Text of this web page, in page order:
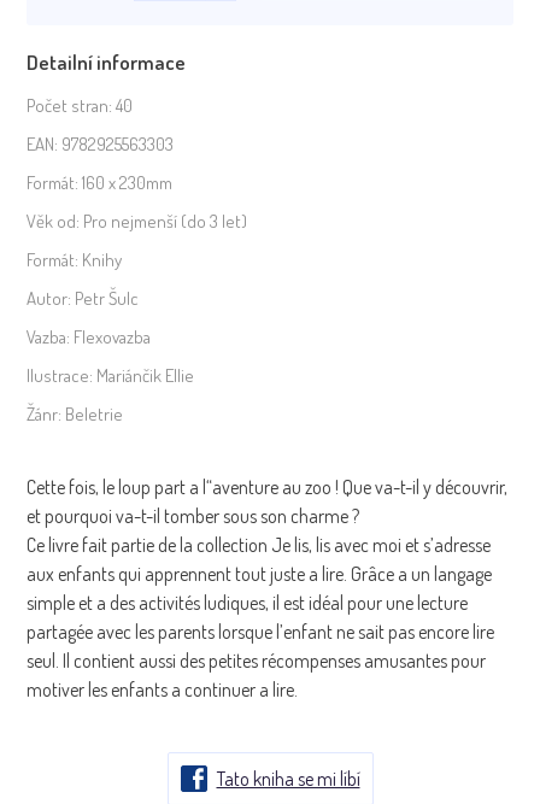
zoo
lis,
lis-
moi-
množství
Detailní informace
Počet stran: 40
EAN: 9782925563303
Formát: 160 x 230mm
Věk od: Pro nejmenší (do 3 let)
Formát: Knihy
Autor: Petr Šulc
Vazba: Flexovazba
Ilustrace: Mariánčik Ellie
Žánr: Beletrie
Cette fois, le loup part a l“aventure au zoo ! Que va-t-il y découvrir,
et pourquoi va-t-il tomber sous son charme ?
Ce livre fait partie de la collection Je lis, lis avec moi et s’adresse
aux enfants qui apprennent tout juste a lire. Grâce a un langage
simple et a des activités ludiques, il est idéal pour une lecture
partagée avec les parents lorsque l’enfant ne sait pas encore lire
seul. Il contient aussi des petites récompenses amusantes pour
motiver les enfants a continuer a lire.
Tato kniha se mi líbí